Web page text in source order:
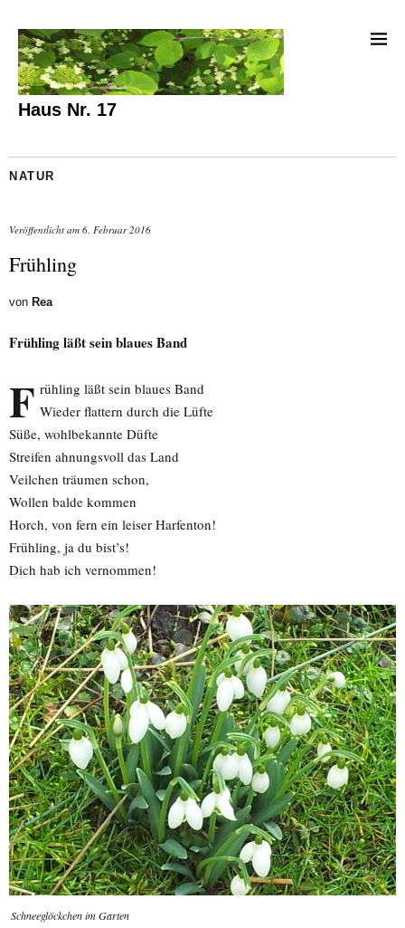
Haus Nr. 17
NATUR
Veröffentlicht am 6. Februar 2016
Frühling
von Rea
Frühling läßt sein blaues Band
F rühling läßt sein blaues Band
Wieder flattern durch die Lüfte
Süße, wohlbekannte Düfte
Streifen ahnungsvoll das Land
Veilchen träumen schon,
Wollen balde kommen
Horch, von fern ein leiser Harfenton!
Frühling, ja du bist’s!
Dich hab ich vernommen!
Schneeglöckchen im Garten